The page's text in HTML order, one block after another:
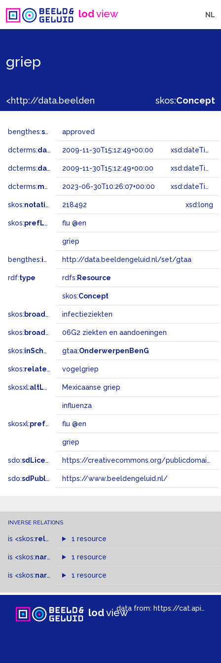
lodview NL
griep
skos:Concept
bengthes:status approved
dcterms:dateAccepted 2009-11-30T15:12:49+00:00 xsd:dateTime
dcterms:dateSubmitted 2009-11-30T15:12:49+00:00 xsd:dateTime
dcterms:modified 2023-06-30T10:26:07+00:00 xsd:dateTime
skos:notation 218492 xsd:long
skos:prefLabel flu @en
griep
bengthes:inSet http://data.beeldengeluid.nl/set/gtaa
rdf:type rdfs: Resource
skos:Concept
skos: broader infectieziekten
skos: broadMatch 06G2 ziekten en aandoeningen
skos:inScheme gtaa:OnderwerpenBenG
skos:related vogelgriep
skosxl:altLabel Mexicaanse griep
influenza
skosxl:prefLabel flu @en
griep
sdo:sdLicense https://creativecommons.org/publicdomain/zero/1.0/
sdo:sdPublisher https://www.beeldengeluid.nl/
INVERSE RELATIONS
is <skos:related > of1 resource
is <skos:narrowMatch >of
1 resource
is <skos:narrower >of
1 resource
lodviewdata from: https://cat.apis.beeldengeluid.nl/sparql